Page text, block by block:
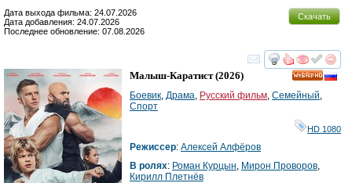
Скачать
Дата выхода фильма: 24.07.2026
Дата добавления: 24.07.2026
Последнее обновление: 07.08.2026
смотреть
Малыш-Каратист(2026)
Боевик Драма Русский фильм Семейный
Спорт
HD 1080
Режиссер: Алексей Алфёров
В ролях: Роман Курцын Мирон Проворов
Кирилл Плетнёв